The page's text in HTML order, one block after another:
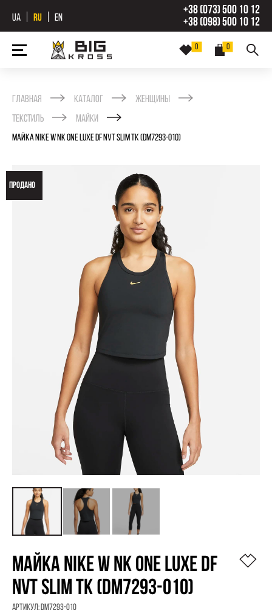
UA RU EN
+38 (073) 500 10 12
+38 (098) 500 10 12
0
0
Главная Каталог
Женщины
Текстиль
Майки
МАЙКА NIKE W NK ONE LUXE DF NVT SLIM TK (DM7293-010)
ПРОДАНО
МАЙКА NIKE W NK ONE LUXE DF
NVT SLIM TK (DM7293-010)
Артикул:DM7293-010